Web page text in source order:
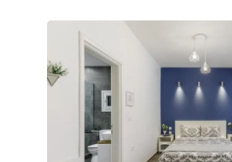
Πλοήγηση
άρθρων
Previous